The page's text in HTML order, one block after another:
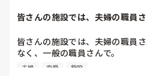
皆さんの施設では、夫婦の職員
皆さんの施設では、夫婦の職員
なく、一般の職員さんで。
うちの施設では、職員同士が結
夫婦 恋愛 施設